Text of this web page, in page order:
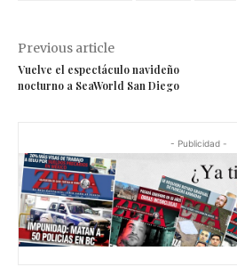
Previous article
Vuelve el espectáculo navideño
nocturno a SeaWorld San Diego
- Publicidad -